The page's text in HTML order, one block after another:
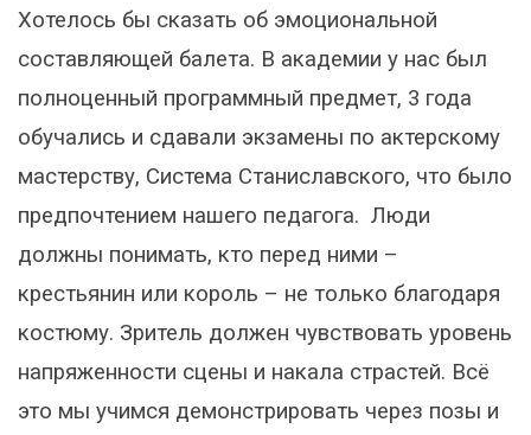
Хотелось бы сказать об эмоциональной
составляющей балета. В академии у нас был
полноценный программный предмет, 3 года
обучались и сдавали экзамены по актерскому
мастерству, Система Станиславского, что было
предпочтением нашего педагога. Люди
должны понимать, кто перед ними –
крестьянин или король – не только благодаря
костюму. Зритель должен чувствовать уровень
напряженности сцены и накала страстей. Всё
это мы учимся демонстрировать через позы и